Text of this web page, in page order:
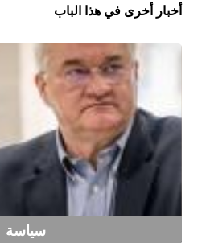
أخبار أخرى في هذا الباب
سياسة